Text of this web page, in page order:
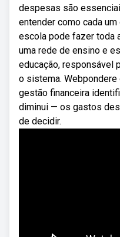
despesas são
entender como cada
escola pode fazer toda
uma rede de ensino e
educação, responsável
o sistema.
gestão financeira
diminui — os gastos
de decidir.